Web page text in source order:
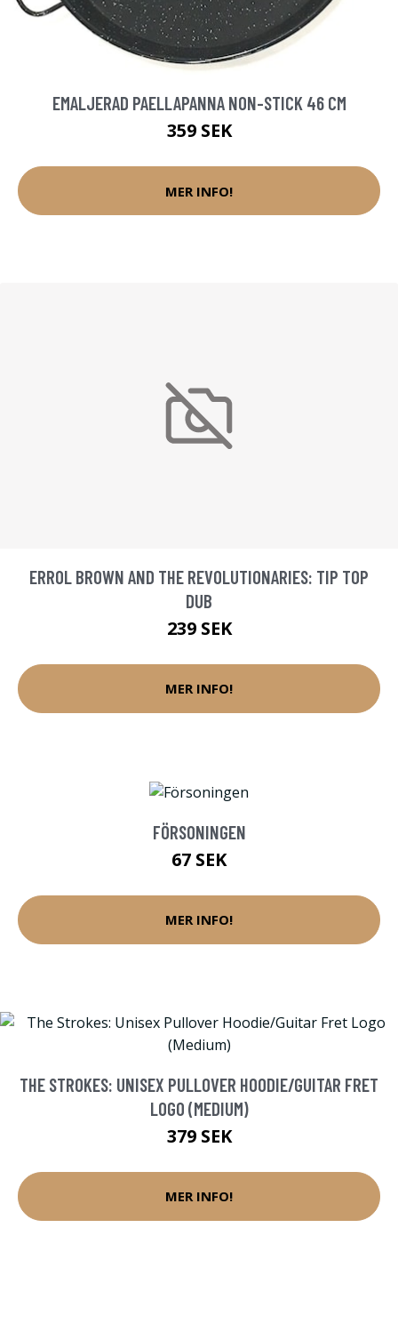
EMALJERAD PAELLAPANNA NON-STICK 46 CM
359 SEK
MER INFO!
ERROL BROWN AND THE REVOLUTIONARIES: TIP TOP
DUB
239 SEK
MER INFO!
FÖRSONINGEN
67 SEK
MER INFO!
THE STROKES: UNISEX PULLOVER HOODIE/GUITAR FRET
LOGO (MEDIUM)
379 SEK
MER INFO!